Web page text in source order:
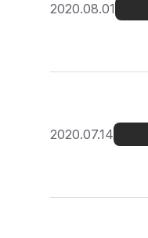
2020.08.01
2020.07.14